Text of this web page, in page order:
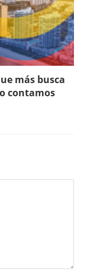
más busca
contamos